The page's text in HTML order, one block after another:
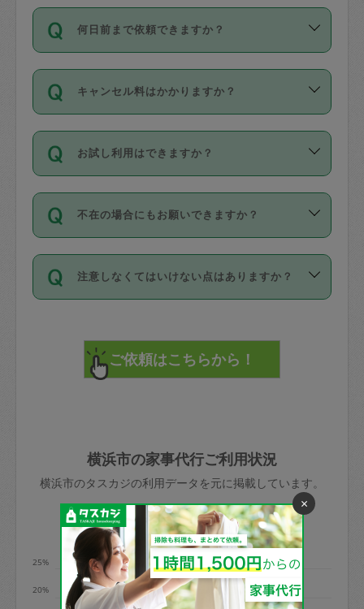
時間も被らない場合、損害保険の対象外
社員など様々なバックグラウンドの方が
登録しています。
日本語も話せる方など様々です。
ールに記載していますので、各自の得意
を依頼してください。
確認しています。タスカジさんトレーニ
ング動画を使ったセルフトレーニングの
現場トライアルを受け、合格したタスカ
ジさんが活動されています。
※テストセンターの講評は１件目のレビュ
参考
【詳細】タスカジさんの登録に際
依頼者とタスカジさんとの間でタスカジ
を通して成立した作業時間内での作業に
適用されます。作業範囲は、掃除、洗
です。作業中に物を壊したり、人にけが
をさせたりした場合が対象で、補償金額
す。
写真を撮り、
詳細FAQ：
損害賠償保険について教えて
何日前まで依頼できますか？
ご依頼は、現在を起点に3日後（72時間
以降）の日時から受付可能となっていま
す。
タスカジさんへ「募集」をかけることが
可能です。
キャンセル料はかかりますか？
キャンセル料には、以下の2種類がありま
す。
1. 直前キャンセル（定期、スポット契約
共通）
72時間を超える※と、以下のキャンセル
料が発生します。
直前キャンセル料：
72時間前〜24時間前＝依頼料金の50%
依頼者不在による当日キャンセル＝依頼
金額の100%＋交通費全額
※例：依頼日時／土曜日午前9時開始の場
合、水曜日午前9時以降はキャンセル料が
発生
水曜日9時〜金曜日9時まで＝依頼料金の
50%
お試し利用はできますか？
「お試し利用」というメニューはありま
せんが、「一回のみ」依頼を活用するこ
とによって、気に入ったタスカジさんを
まず、条件の合う気になるタスカジさ
みてください。
その後、一番気に入ったタスカジさんに
不在の場合にもお願いできますか？
不在の場合の作業はタスカジさんの同意
が必要です。数回の依頼ののち、タスカ
ジさんと依頼者の間で十分な信頼関係が
てください。
不在時に部屋に入るためにタスカジさん
きた場合は損害保険の対象外となるので
ご注意ください。
注意しなくてはいけない点はありますか？
で、必ず鍵のかかるロッカーや金庫に入
れて依頼者の責任の元管理するよう心掛
けてください。
玉、など
あわせてこちらも参照ください：初めて
利用します。注意しなくてはいけない点
はありますか？
横浜市の家事代行ご利用状況
横浜市のタスカジの利用データを元に掲載しています。
利用の多い曜日は？
20%
25%
×